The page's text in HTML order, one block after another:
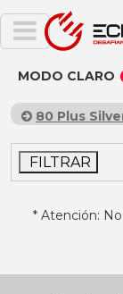
MODO CLARO
80 Plus
FILTRAR
* Atención: